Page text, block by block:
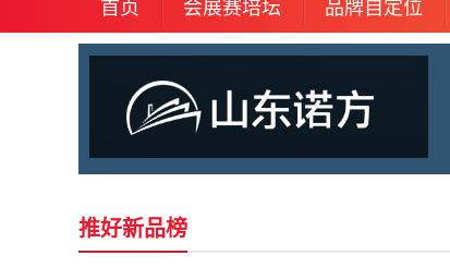
首页 会展赛培坛 品牌自定位
推好新品榜